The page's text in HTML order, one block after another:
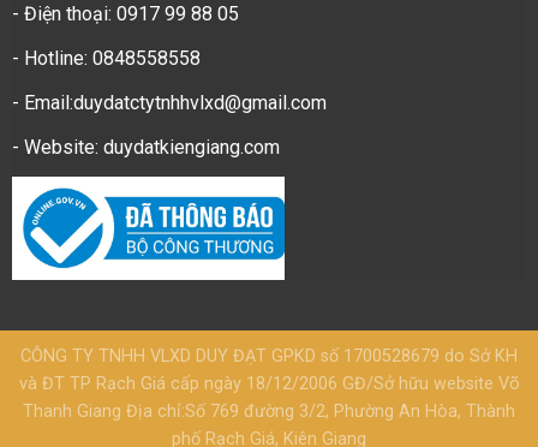
- Điện thoại: 0917 99 88 05
- Hotline: 0848558558
- Email:duydatctytnhhvlxd@gmail.com
- Website: duydatkiengiang.com
CÔNG TY TNHH VLXD DUY ĐẠT GPKD số 1700528679 do Sở KH
và ĐT TP Rạch Giá cấp ngày 18/12/2006 GĐ/Sở hữu website Võ
Thanh Giang Địa chỉ:Số 769 đường 3/2, Phường An Hòa, Thành
phố Rạch Giá, Kiên Giang